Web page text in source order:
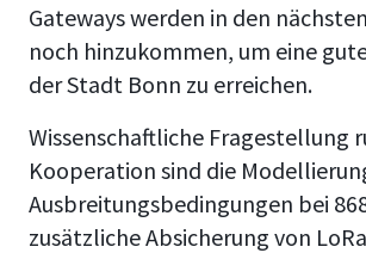
Gateways werden in den
noch hinzukommen, um eine
der Stadt Bonn zu erreichen.
Wissenschaftliche Fragestellung
Kooperation sind die
Ausbreitungsbedingungen bei
zusätzliche Absicherung von